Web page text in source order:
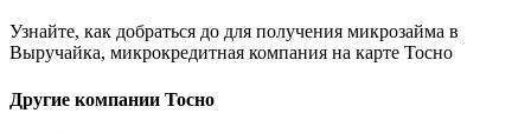
Узнайте, как добраться до для получения микрозайма в
Выручайка, микрокредитная компания на карте Тосно
Другие компании Тосно